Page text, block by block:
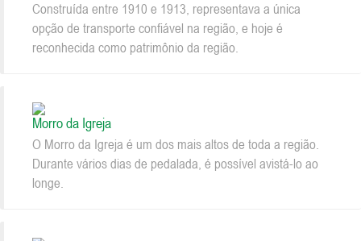
Construída entre 1910 e 1913, representava a única
opção de transporte confiável na região, e hoje é
reconhecida como patrimônio da região.
Morro da Igreja
O Morro da Igreja é um dos mais altos de toda a região.
Durante vários dias de pedalada, é possível avistá-lo ao
longe.